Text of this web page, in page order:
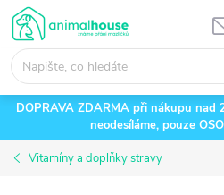
Přejít
na
obsah
DOPRAVA ZDARMA při nákupu nad
neodesíláme, pouze
Vitamíny a doplňky stravy